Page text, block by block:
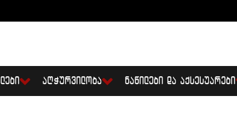
ᲐᲦᲭᲣᲠᲕᲘᲚᲝᲑᲐ ᲜᲐᲬᲘᲚᲔᲑᲘ ᲓᲐ ᲐᲥᲡᲔᲡᲣᲐᲠᲔᲑᲘ